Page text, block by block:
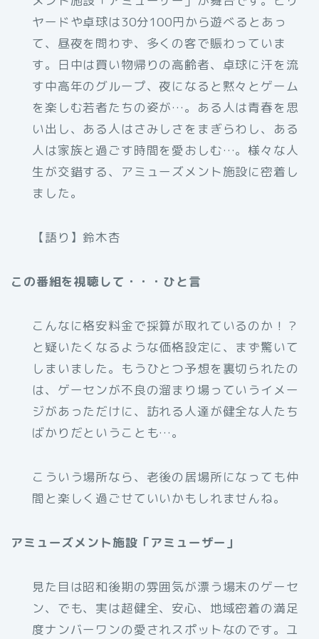
ヤードや卓球は30分100円から遊べるとあっ
て、昼夜を問わず、多くの客で賑わっていま
す。日中は買い物帰りの高齢者、卓球に汗を流
す中高年のグループ、夜になると黙々とゲーム
を楽しむ若者たちの姿が…。ある人は青春を思
い出し、ある人はさみしさをまぎらわし、ある
人は家族と過ごす時間を愛おしむ…。様々な人
生が交錯する、アミューズメント施設に密着し
ました。
【語り】鈴木杏
この番組を視聴して・・・ひと言
こんなに格安料金で採算が取れているのか！？
と疑いたくなるような価格設定に、まず驚いて
しまいました。もうひとつ予想を裏切られたの
は、ゲーセンが不良の溜まり場っていうイメー
ジがあっただけに、訪れる人達が健全な人たち
ばかりだということも…。
こういう場所なら、老後の居場所になっても仲
間と楽しく過ごせていいかもしれませんね。
アミューズメント施設「アミューザー」
見た目は昭和後期の雰囲気が漂う場末のゲーセ
ン、でも、実は超健全、安心、地域密着の満足
度ナンバーワンの愛されスポットなのです。ユ